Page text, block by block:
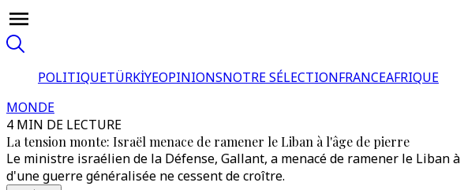
POLITIQUETÜRKİYEOPINIONSNOTRE SÉLECTIONFRANCEAFRIQUE
MONDE
4 MIN DE LECTURE
La tension monte: Israël menace de ramener le Liban à l'âge de pierre
Le ministre israélien de la Défense, Gallant, a menacé de ramener le
d'une guerre généralisée ne cessent de croître.